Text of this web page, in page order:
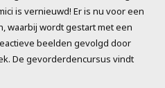
is vernieuwd! Er is nu voor een
waarbij wordt gestart met een
beelden gevolgd door
De gevorderdencursus vindt